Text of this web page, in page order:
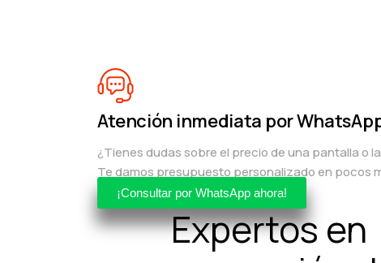
Atención inmediata por
¿Tienes dudas sobre el precio de una pantalla o
Te damos presupuesto personalizado en pocos
¡Consultar por WhatsApp ahora!
Expertos en